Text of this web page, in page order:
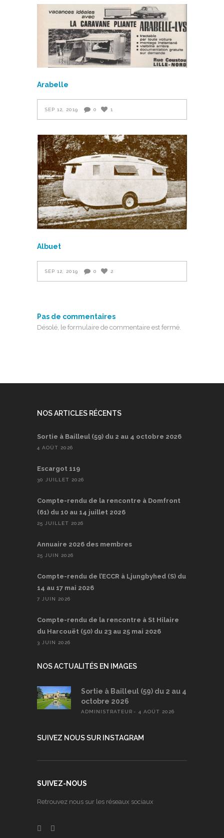
Arabelle
SEP 12, 2019 0 1
Albuet
SEP 12, 2019 0 2
Pas de commentaires
Désolé, le formulaire de commentaire est fermé.
NOS ARTICLES RÉCENTS
Sortie à Bailleul (59) du 2 au 4 octobre 2026
4 AOÛT 2026
Escargot 119
30 JUILLET 2026
Compte-rendu de la rencontre à Domfront
(61) du 10 au 14 juillet 2026
25 JUILLET 2026
Annuaire 2026 des membres
25 JUIN 2026
Compte-rendu de l’ECCR à Ljungbyhed (S) du
14 au 17 mai 2026
7 JUIN 2026
Compte-rendu de la rencontre à St Hilaire
du Harcouët (50) du 23 au 25 mai 2026
3 JUIN 2026
NOS ACTUALITÉS EN IMAGES
Sortie à Bailleul (59) du 2 au 4
octobre 2026
ADMINISTRATEUR 4 AOÛT 2026
SUIVEZ NOUS SUR INSTAGRAM
SUIVEZ-NOUS
Retrouvez nous sur les réseaux sociaux